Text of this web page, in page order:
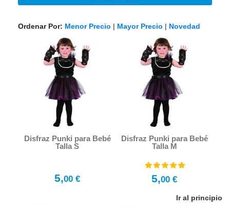
Ordenar Por: Menor Precio | Mayor Precio | Novedad
Disfraz Punki para Bebé
Talla S
5,00 €
Disfraz Punki para Bebé
Talla M
5,00 €
Ir al principio